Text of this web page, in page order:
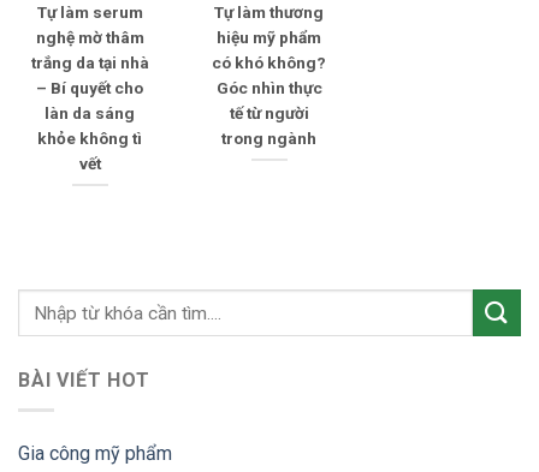
Tự làm serum
nghệ mờ thâm
trắng da tại nhà
– Bí quyết cho
làn da sáng
khỏe không tì
vết
Tự làm thương
hiệu mỹ phẩm
có khó không?
Góc nhìn thực
tế từ người
trong ngành
BÀI VIẾT HOT
Gia công mỹ phẩm